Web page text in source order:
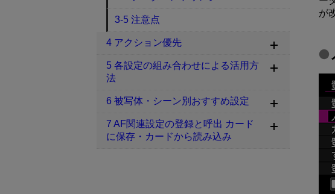
が
3-5 注意点
4 アクション優先
5 各設定の組み合わせによる活用方
法
6 被写体・シーン別おすすめ設定
7 AF関連設定の登録と呼出 カード
に保存・カードから読み込み